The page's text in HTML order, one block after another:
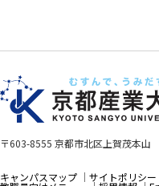
〒603-8555 京都市北区上賀茂本山
キャンパスマップ サイトポリシー